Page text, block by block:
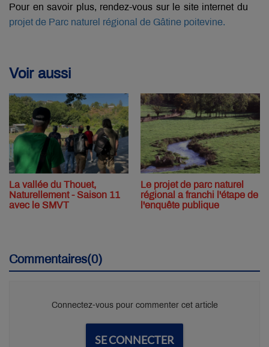
Pour en savoir plus, rendez-vous sur le site internet du
projet de Parc naturel régional de Gâtine poitevine.
Voir aussi
La vallée du Thouet,
Naturellement - Saison 11
avec le SMVT
Le projet de parc naturel
régional a franchi l'étape de
l'enquête publique
Commentaires(0)
Connectez-vous pour commenter cet article
SE CONNECTER